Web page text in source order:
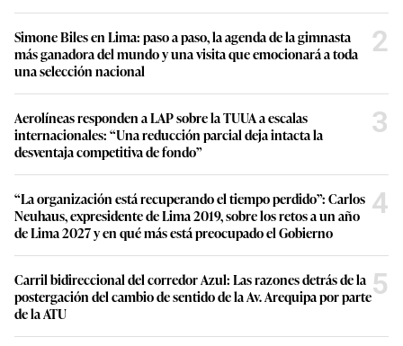
Simone Biles en Lima: paso a paso, la agenda de la gimnasta
más ganadora del mundo y una visita que emocionará a toda
una selección nacional
2
Aerolíneas responden a LAP sobre la TUUA a escalas
internacionales: “Una reducción parcial deja intacta la
desventaja competitiva de fondo”
3
“La organización está recuperando el tiempo perdido”: Carlos
Neuhaus, expresidente de Lima 2019, sobre los retos a un año
de Lima 2027 y en qué más está preocupado el Gobierno
4
Carril bidireccional del corredor Azul: Las razones detrás de la
postergación del cambio de sentido de la Av. Arequipa por parte
de la ATU
5